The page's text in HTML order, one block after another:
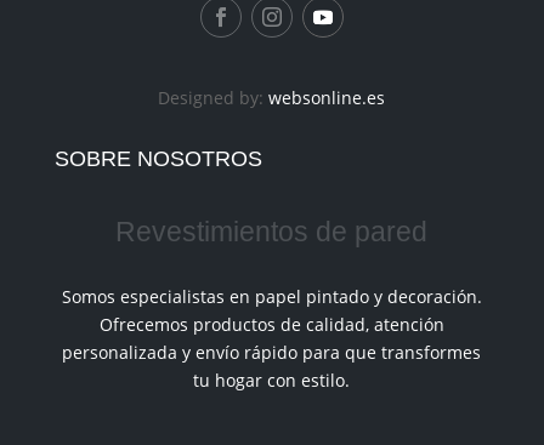
Designed by:websonline.es
SOBRE NOSOTROS
Revestimientos de pared
Somos especialistas en papel pintado y decoración.
Ofrecemos productos de calidad, atención
personalizada y envío rápido para que transformes
tu hogar con estilo.